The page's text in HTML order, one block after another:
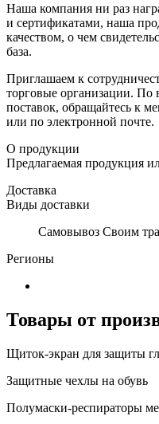
Наша компания ни раз
и сертификатами, наша
качеством, о чем
база.
Приглашаем к
торговые организации. По
поставок, обращайтесь к
или по электронной почте.
О продукции
Предлагаемая продукция
Доставка
Виды доставки
Самовывоз Своим
Регионы
Товары от
Щиток-экран для защиты
Защитные чехлы на обувь
Полумаски-респираторы